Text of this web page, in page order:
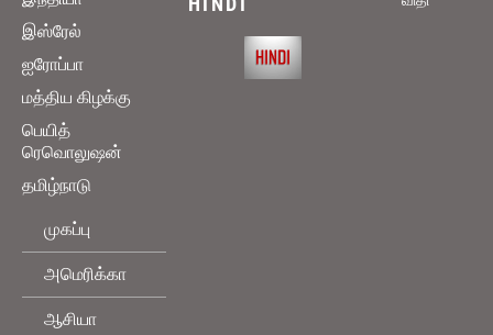
இஸ்ரேல்
ஐரோப்பா
மத்திய கிழக்கு
பெயித்
ரெவொலுஷன்
தமிழ்நாடு
முகப்பு
அமெரிக்கா
ஆசியா